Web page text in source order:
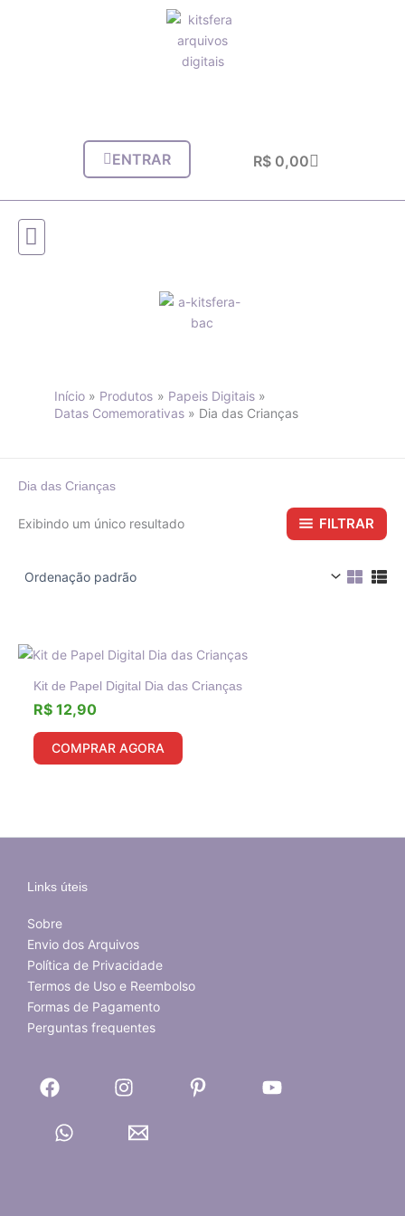
ENTRAR R$ 0,00Carrinho
Início Produtos
Papeis Digitais
Datas Comemorativas
Dia das Crianças
Dia das Crianças
Exibindo um único resultado FILTRAR
Kit de Papel Digital Dia das Crianças
R$12,90
COMPRAR AGORA
Links úteis
Sobre
Envio dos Arquivos
Política de Privacidade
Termos de Uso e Reembolso
Formas de Pagamento
Perguntas frequentes